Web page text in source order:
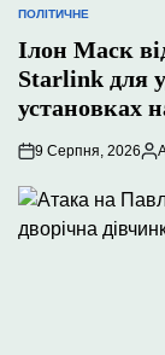
ОПУБЛІКУВАТИ
ПОЛІТИЧНЕ
Ілон Маск
Starlink для
установках
9 Серпня, 2026